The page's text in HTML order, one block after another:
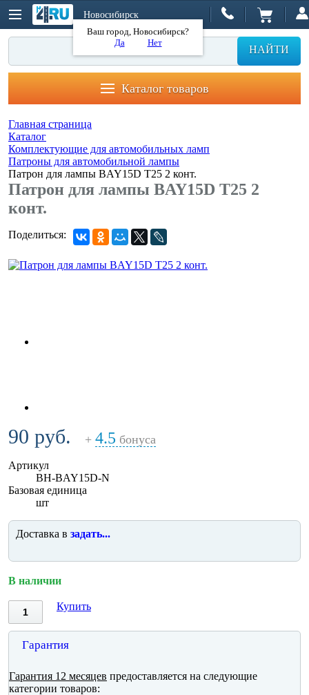
Новосибирск
Ваш город, Новосибирск?
Да
Нет
НАЙТИ
Каталог товаров
Главная страница
Каталог
Комплектующие для автомобильных ламп
Патроны для автомобильной лампы
Патрон для лампы BAY15D T25 2 конт.
Патрон для лампы BAY15D T25 2
конт.
Поделиться:
90 руб. + 4.5 бонуса
Артикул
BH-BAY15D-N
Базовая единица
шт
Доставка в задать...
В наличии
Купить
Гарантия
Гарантия 12 месяцев предоставляется на следующие
категории товаров: